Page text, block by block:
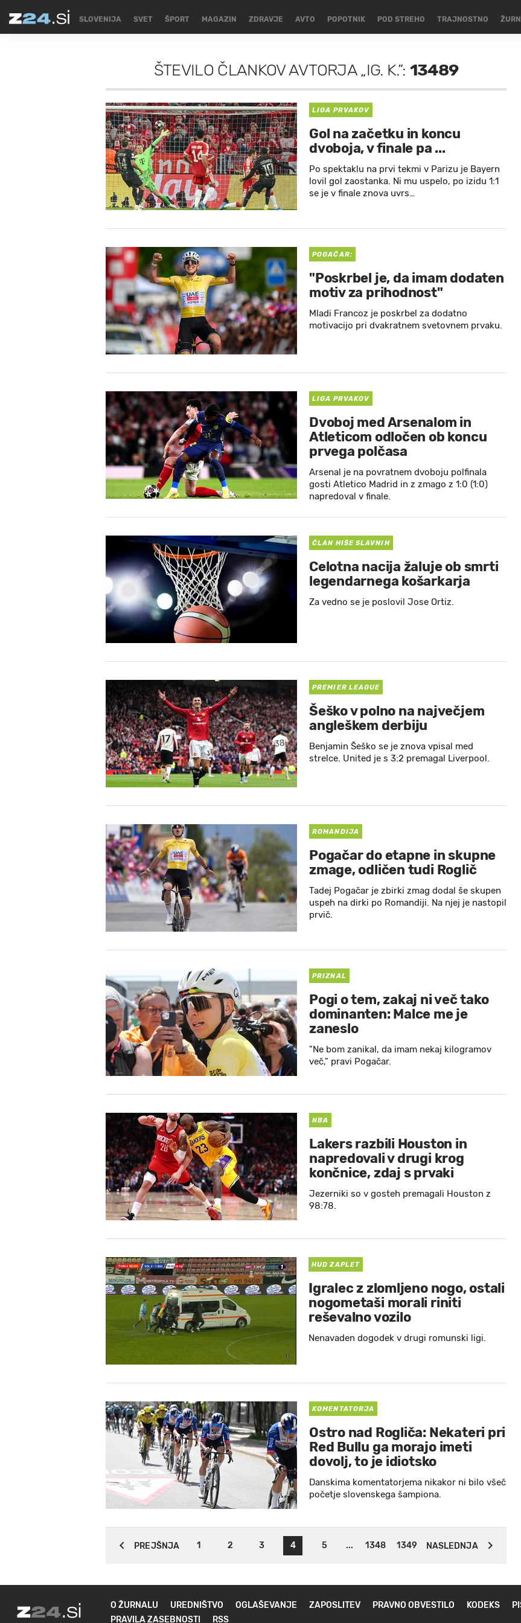
SLOVENIJA SVET ŠPORT MAGAZIN ZDRAVJE AVTO POPOTNIK POD STREHO TRAJNOSTNO
ŠTEVILO ČLANKOV AVTORJA „IG. K.”: 13489
LIGA PRVAKOV
Gol na začetku in koncu
dvoboja, v finale pa ...
Po spektaklu na prvi tekmi v Parizu je Bayern
lovil gol zaostanka. Ni mu uspelo, po izidu 1:1
se je v finale znova uvrs…
POGAČAR:
"Poskrbel je, da imam dodaten
motiv za prihodnost"
Mladi Francoz je poskrbel za dodatno
motivacijo pri dvakratnem svetovnem prvaku.
LIGA PRVAKOV
Dvoboj med Arsenalom in
Atleticom odločen ob koncu
prvega polčasa
Arsenal je na povratnem dvoboju polfinala
gosti Atletico Madrid in z zmago z 1:0 (1:0)
napredoval v finale.
ČLAN HIŠE SLAVNIH
Celotna nacija žaluje ob smrti
legendarnega košarkarja
Za vedno se je poslovil Jose Ortiz.
PREMIER LEAGUE
Šeško v polno na največjem
angleškem derbiju
Benjamin Šeško se je znova vpisal med
strelce. United je s 3:2 premagal Liverpool.
ROMANDIJA
Pogačar do etapne in skupne
zmage, odličen tudi Roglič
Tadej Pogačar je zbirki zmag dodal še skupen
uspeh na dirki po Romandiji. Na njej je nastopil
prvič.
PRIZNAL
Pogi o tem, zakaj ni več tako
dominanten: Malce me je
zaneslo
"Ne bom zanikal, da imam nekaj kilogramov
več," pravi Pogačar.
NBA
Lakers razbili Houston in
napredovali v drugi krog
končnice, zdaj s prvaki
Jezerniki so v gosteh premagali Houston z
98:78.
HUD ZAPLET
Igralec z zlomljeno nogo, ostali
nogometaši morali riniti
reševalno vozilo
Nenavaden dogodek v drugi romunski ligi.
KOMENTATORJA
Ostro nad Rogliča: Nekateri pri
Red Bullu ga morajo imeti
dovolj, to je idiotsko
Danskima komentatorjema nikakor ni bilo všeč
početje slovenskega šampiona.
PREJŠNJA 1 2 3 4 5 ... 1348 1349 NASLEDNJA
O ŽURNALU UREDNIŠTVO OGLAŠEVANJE ZAPOSLITEV PRAVNO OBVESTILO KODEKS
PRAVILA ZASEBNOSTI
RSS